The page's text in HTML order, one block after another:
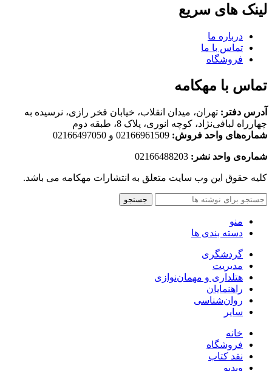
لینک های سریع
درباره ما
تماس با ما
فروشگاه
تماس با مهکامه
آدرس دفتر: تهران، میدان انقلاب، خیابان فخر رازی، نرسیده به
چهارراه لبافی‌نژاد، کوچه انوری، پلاک 8، طبقه دوم
شماره‌های واحد فروش: 02166961509 و 02166497050
شماره‌‌ی واحد نشر:
کلیه حقوق این وب سایت متعلق به انتشارات مهکامه می باشد.
جستجو
منو
دسته بندی ها
گردشگری
مدیریت
هتلداری و مهمان‌نوازی
راهنمایان
روان‌شناسی
سایر
خانه
فروشگاه
نقد کتاب
ویدیو